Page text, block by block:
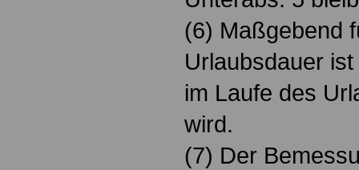
(6) Maßgebend
Urlaubsdauer
im Laufe des
wird.
(7) Der